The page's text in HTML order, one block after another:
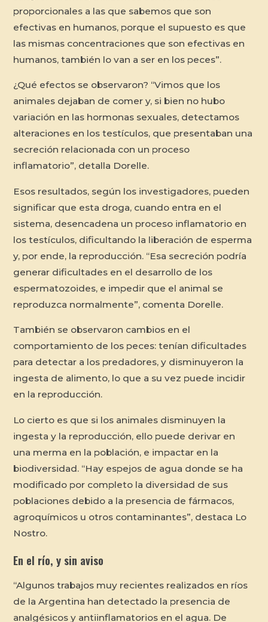
proporcionales a las que sabemos que son
efectivas en humanos, porque el supuesto es que
las mismas concentraciones que son efectivas en
humanos, también lo van a ser en los peces”.
¿Qué efectos se observaron? “Vimos que los
animales dejaban de comer y, si bien no hubo
variación en las hormonas sexuales, detectamos
alteraciones en los testículos, que presentaban una
secreción relacionada con un proceso
inflamatorio”, detalla Dorelle.
Esos resultados, según los investigadores, pueden
significar que esta droga, cuando entra en el
sistema, desencadena un proceso inflamatorio en
los testículos, dificultando la liberación de esperma
y, por ende, la reproducción. “Esa secreción podría
generar dificultades en el desarrollo de los
espermatozoides, e impedir que el animal se
reproduzca normalmente”, comenta Dorelle.
También se observaron cambios en el
comportamiento de los peces: tenían dificultades
para detectar a los predadores, y disminuyeron la
ingesta de alimento, lo que a su vez puede incidir
en la reproducción.
Lo cierto es que si los animales disminuyen la
ingesta y la reproducción, ello puede derivar en
una merma en la población, e impactar en la
biodiversidad. “Hay espejos de agua donde se ha
modificado por completo la diversidad de sus
poblaciones debido a la presencia de fármacos,
agroquímicos u otros contaminantes”, destaca Lo
Nostro.
En el río, y sin aviso
“Algunos trabajos muy recientes realizados en ríos
de la Argentina han detectado la presencia de
analgésicos y antiinflamatorios en el agua. De